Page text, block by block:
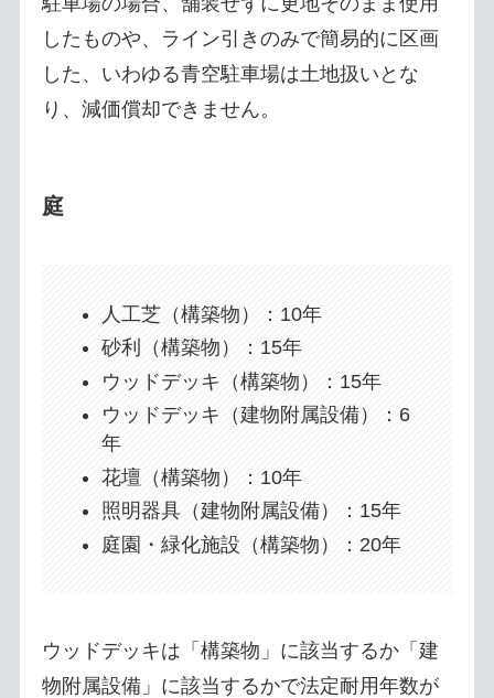
したものや、ライン引きのみで簡易的に区画
した、いわゆる青空駐車場は土地扱いとな
り、減価償却できません。
庭
人工芝（構築物）：10年
砂利（構築物）：15年
ウッドデッキ（構築物）：15年
ウッドデッキ（建物附属設備）：6
年
花壇（構築物）：10年
照明器具（建物附属設備）：15年
庭園・緑化施設（構築物）：20年
ウッドデッキは「構築物」に該当するか「建
物附属設備」に該当するかで法定耐用年数が